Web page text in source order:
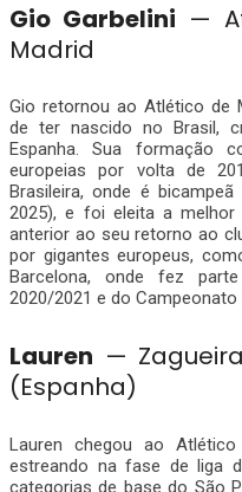
Gio Garbelini —
Madrid
Gio retornou ao Atlético de
de ter nascido no Brasil,
Espanha. Sua formação
europeias por volta de
Brasileira, onde é
2025), e foi eleita a
anterior ao seu retorno ao
por gigantes europeus,
Barcelona, onde fez
2020/2021 e do Campeonato
Lauren —
(Espanha)
Lauren chegou ao
estreando na fase de liga
categorias de base do São